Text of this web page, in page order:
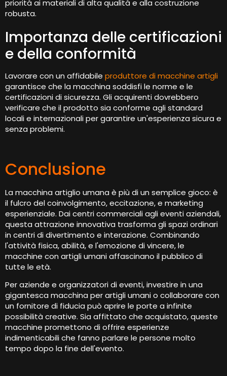
priorità ai materiali di alta qualità e alla costruzione
robusta.
Importanza delle certificazioni
e della conformità
Lavorare con un affidabile produttore di macchine artigli
garantisce che la macchina soddisfi le norme e le
certificazioni di sicurezza. Gli acquirenti dovrebbero
verificare che il prodotto sia conforme agli standard
locali e internazionali per garantire un'esperienza sicura e
senza problemi.
Conclusione
La macchina artiglio umana è più di un semplice gioco: è
il fulcro del coinvolgimento, eccitazione, e marketing
esperienziale. Dai centri commerciali agli eventi aziendali,
questa attrazione innovativa trasforma gli spazi ordinari
in centri di divertimento e interazione. Combinando
l'attività fisica, abilità, e l'emozione di vincere, le
macchine con artigli umani affascinano il pubblico di
tutte le età.
Per aziende e organizzatori di eventi, investire in una
gigantesca macchina per artigli umani o collaborare con
un fornitore di fiducia può aprire le porte a infinite
possibilità creative. Sia affittato che acquistato, queste
macchine promettono di offrire esperienze
indimenticabili che fanno parlare le persone molto
tempo dopo la fine dell'evento.